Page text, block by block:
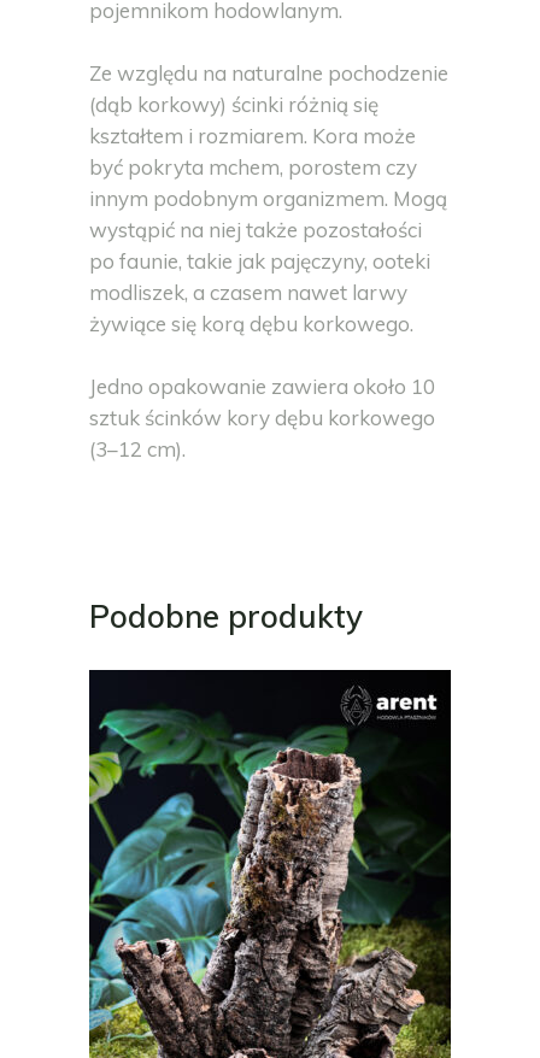
pojemnikom hodowlanym.
Ze względu na naturalne pochodzenie
(dąb korkowy) ścinki różnią się
kształtem i rozmiarem. Kora może
być pokryta mchem, porostem czy
innym podobnym organizmem. Mogą
wystąpić na niej także pozostałości
po faunie, takie jak pajęczyny, ooteki
modliszek, a czasem nawet larwy
żywiące się korą dębu korkowego.
Jedno opakowanie zawiera około 10
sztuk ścinków kory dębu korkowego
(3–12 cm).
Podobne produkty